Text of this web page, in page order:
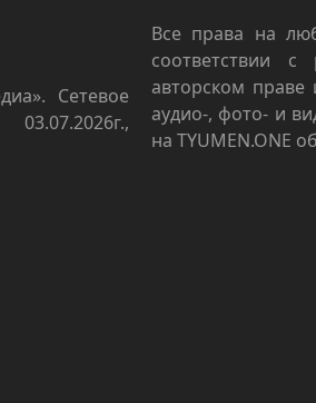
Сетевое
Все права на
соответствии
авторском
аудио-, фото- и
на TYUMEN.ONE